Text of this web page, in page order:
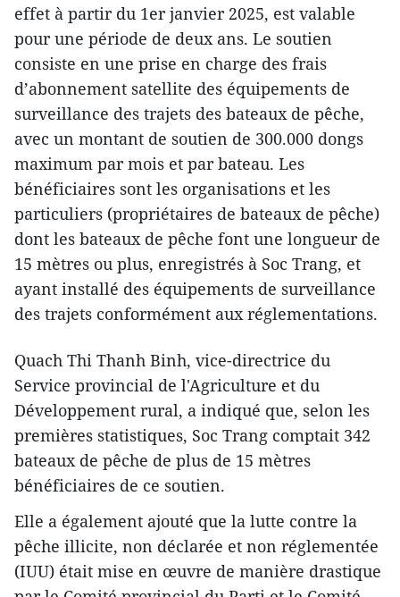
effet à partir du 1er janvier 2025, est valable
pour une période de deux ans. Le soutien
consiste en une prise en charge des frais
d’abonnement satellite des équipements de
surveillance des trajets des bateaux de pêche,
avec un montant de soutien de 300.000 dongs
maximum par mois et par bateau. Les
bénéficiaires sont les organisations et les
particuliers (propriétaires de bateaux de pêche)
dont les bateaux de pêche font une longueur de
15 mètres ou plus, enregistrés à Soc Trang, et
ayant installé des équipements de surveillance
des trajets conformément aux réglementations.
Quach Thi Thanh Binh, vice-directrice du
Service provincial de l'Agriculture et du
Développement rural, a indiqué que, selon les
premières statistiques, Soc Trang comptait 342
bateaux de pêche de plus de 15 mètres
bénéficiaires de ce soutien.
Elle a également ajouté que la lutte contre la
pêche illicite, non déclarée et non réglementée
(IUU) était mise en œuvre de manière drastique